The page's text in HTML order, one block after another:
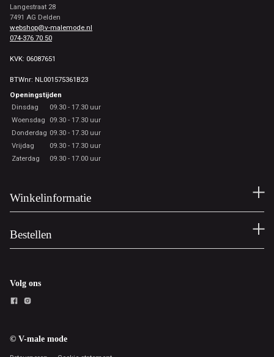
Langestraat 28
7491 AG Delden
webshop@v-malemode.nl
074-376 70 50
KVK: 06087651
BTWnr: NL001575361B23
Openingstijden
Dinsdag
09.30 - 17.30 uur
Woensdag
09.30 - 17.30 uur
Donderdag 09.30 - 17.30 uur
Vrijdag
09.30 - 17.30 uur
Zaterdag
09.30 - 17.00 uur
Winkelinformatie
Bestellen
Volg ons
© V-male mode